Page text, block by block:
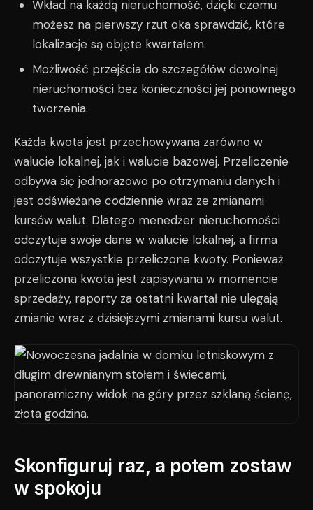
Wkład na każdą nieruchomość, dzięki czemu
możesz na pierwszy rzut oka sprawdzić, które
lokalizacje są objęte kwartałem.
Możliwość przejścia do szczegółów dowolnej
nieruchomości bez konieczności jej ponownego
tworzenia.
Każda kwota jest przechowywana zarówno w
walucie lokalnej, jak i walucie bazowej. Przeliczenie
odbywa się jednorazowo po otrzymaniu danych i
jest odświeżane codziennie wraz ze zmianami
kursów walut. Dlatego menedżer nieruchomości
odczytuje swoje dane w walucie lokalnej, a firma
odczytuje wszystkie przeliczone kwoty. Ponieważ
przeliczona kwota jest zapisywana w momencie
sprzedaży, raporty za ostatni kwartał nie ulegają
zmianie wraz z dzisiejszymi zmianami kursu walut.
Skonfiguruj raz, a potem zostaw
w spokoju